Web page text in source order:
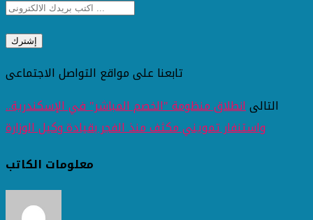
تابعنا على مواقع التواصل الاجتماعى
التالىانطلاق منظومة "الخصم المباشر" في الإسكندرية..
واستنفار تمويني مكثف منذ الفجر بقيادة وكيل الوزارة
معلومات الكاتب